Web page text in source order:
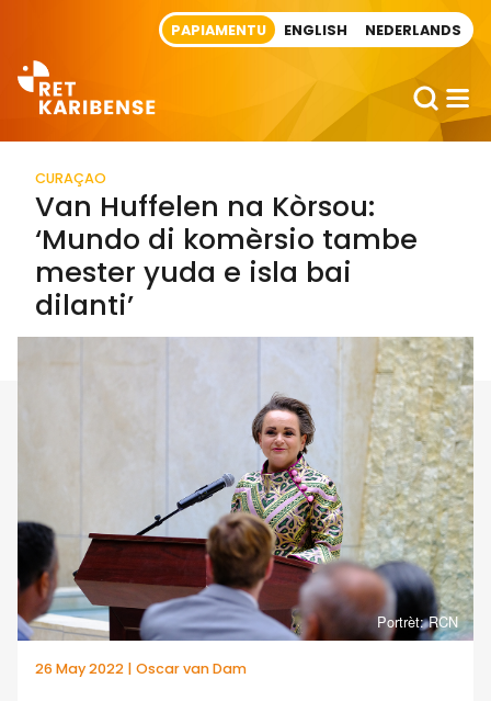
PAPIAMENTU ENGLISH NEDERLANDS
CURAÇAO
Van Huffelen na Kòrsou:
‘Mundo di komèrsio tambe
mester yuda e isla bai
dilanti’
Portrèt: RCN
26 May 2022 | Oscar van Dam